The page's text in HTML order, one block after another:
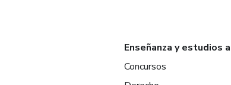
Enseñanza y estudios
Concursos